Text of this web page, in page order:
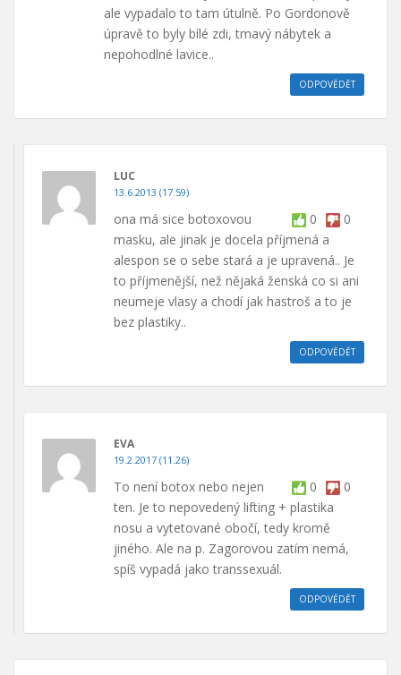
ale vypadalo to tam útulně. Po Gordonově
úpravě to byly bílé zdi, tmavý nábytek a
nepohodlné lavice..
ODPOVĚDĚT
LUC
13.6.2013 (17.59)
0 0
ona má sice botoxovou
masku, ale jinak je docela příjmená a
alespon se o sebe stará a je upravená.. Je
to příjmenější, než nějaká ženská co si ani
neumeje vlasy a chodí jak hastroš a to je
bez plastiky..
ODPOVĚDĚT
EVA
19.2.2017 (11.26)
0 0
To není botox nebo nejen
ten. Je to nepovedený lifting + plastika
nosu a vytetované obočí, tedy kromě
jiného. Ale na p. Zagorovou zatím nemá,
spíš vypadá jako transsexuál.
ODPOVĚDĚT